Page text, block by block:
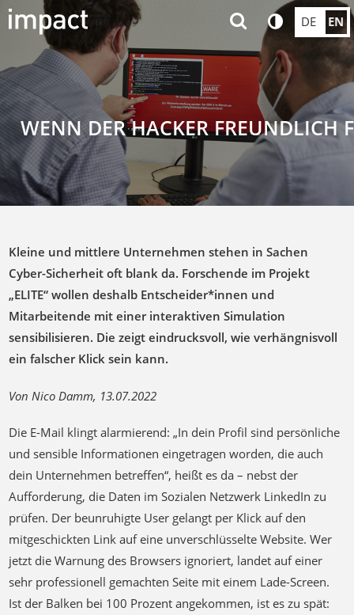
DE EN
WENN DER HACKER FREUNDLICH
Kleine und mittlere Unternehmen stehen in Sachen
Cyber-Sicherheit oft blank da. Forschende im Projekt
„ELITE“ wollen deshalb Entscheider*innen und
Mitarbeitende mit einer interaktiven Simulation
sensibilisieren. Die zeigt eindrucksvoll, wie verhängnisvoll
ein falscher Klick sein kann.
Von Nico Damm, 13.07.2022
Die E-Mail klingt alarmierend: „In dein Profil sind persönliche
und sensible Informationen eingetragen worden, die auch
dein Unternehmen betreffen“, heißt es da – nebst der
Aufforderung, die Daten im Sozialen Netzwerk LinkedIn zu
prüfen. Der beunruhigte User gelangt per Klick auf den
mitgeschickten Link auf eine unverschlüsselte Website. Wer
jetzt die Warnung des Browsers ignoriert, landet auf einer
sehr professionell gemachten Seite mit einem Lade-Screen.
Ist der Balken bei 100 Prozent angekommen, ist es zu spät: